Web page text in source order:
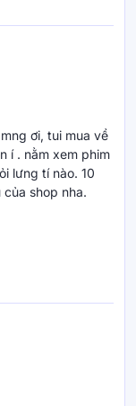
ơi, tui mua về
í . nằm xem phim
lưng tí nào. 10
shop nha.